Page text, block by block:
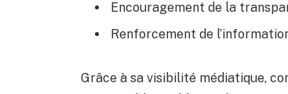
Encouragement de la
Renforcement de
Grâce à sa visibilité médiatique,